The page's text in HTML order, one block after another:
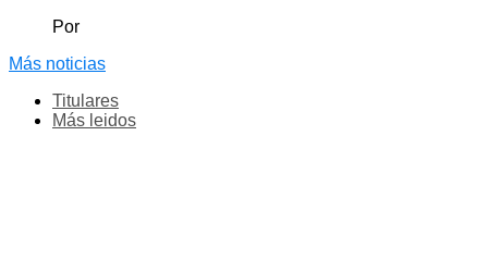
Por
Más noticias
Titulares
Más leidos